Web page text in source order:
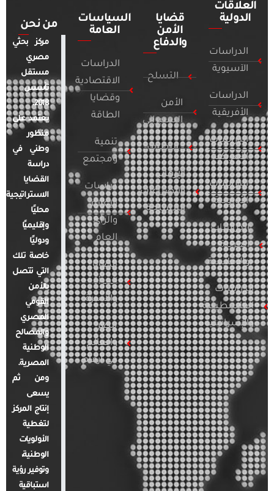
العلاقات
الدولية
الدراسات
الآسيوية
الدراسات
الأفريقية
الدراسات
الأمريكية
الدراسات
الأوروبية
الدراسات
العربية
والإقليمية
الدراسات
الفلسطينية
والإسرائيلية
قضايا
الأمن
والدفاع
التسلح
الأمن
السيبراني
التطرف
الإرهاب
والصراعات
المسلحة
السياسات
العامة
الدراسات
الاقتصادية
وقضايا
الطاقة
تنمية
ومجتمع
دراسات
الإعلام
والرأي
العام
قضايا
المرأة
والأسرة
مصر
والعالم
في أرقام
من نحن
مركز بحثي
مصري
مستقل
تأسس
2018.
يعتمد على
منظور
وطني في
دراسة
القضايا
الاستراتيجية
محليًا
وإقليميًا
ودوليًا
خاصة تلك
التي تتصل
بالأمن
القومي
المصري
والمصالح
الوطنية
المصرية.
ومن ثم
يسعى
إنتاج المركز
لتغطية
الأولويات
الوطنية،
وتوفير رؤية
استباقية